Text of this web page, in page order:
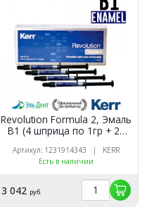
Revolution Formula 2, Эмаль
B1 (4 шприца по 1гр + 20
композитный материал,
29498, Kerr
Артикул: 1231914343 | KERR
Есть в наличии
3 042 руб.